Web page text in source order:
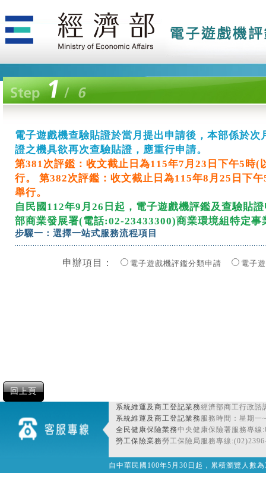
電子遊戲機查驗貼證於當月提出申請後，本部係於
電子遊戲機查驗貼證於當月提出申請後，本部係於
電子遊戲機查驗貼證於當月提出申請後，本部係於
電子遊戲機查驗貼證於當月提出申請後，本部係於
電子遊戲機查驗貼證於當月提出申請後，本部係於
電子遊戲機查驗貼證於當月提出申請後，本部係於
電子遊戲機查驗貼證於當月提出申請後，本部係於
電子遊戲機查驗貼證於當月提出申請後，本部係於
電子遊戲機查驗貼證於當月提出申請後，本部係於
電子遊戲機查驗貼證於當月提出申請後，本部係於
電子遊戲機查驗貼證於當月提出申請後，本部係於
電子遊戲機查驗貼證於當月提出申請後，本部係於
電子遊戲機查驗貼證於當月提出申請後，本部係於
電子遊戲機查驗貼證於當月提出申請後，本部係於
電子遊戲機查驗貼證於當月提出申請後，本部係於
電子遊戲機查驗貼證於當月提出申請後，本部係於
電子遊戲機查驗貼證於當月提出申請後，本部係於
電子遊戲機查驗貼證於當月提出申請後，本部係於
電子遊戲機查驗貼證於當月提出申請後，本部係於
電子遊戲機查驗貼證於當月提出申請後，本部係於
電子遊戲機查驗貼證於當月提出申請後，本部係於
電子遊戲機查驗貼證於當月提出申請後，本部係於
電子遊戲機查驗貼證於當月提出申請後，本部係於
電子遊戲機查驗貼證於當月提出申請後，本部係於
電子遊戲機查驗貼證於當月提出申請後，本部係於
電子遊戲機查驗貼證於當月提出申請後，本部係於
電子遊戲機查驗貼證於當月提出申請後，本部係於
電子遊戲機查驗貼證於當月提出申請後，本部係於
電子遊戲機查驗貼證於當月提出申請後，本部係於
電子遊戲機查驗貼證於當月提出申請後，本部係於